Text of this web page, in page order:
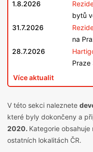
1.8.2026
bytů
31.7.2026
na
28.7.2026
Praze
Více aktualit
V této sekci naleznete
které byly dokončeny a
2020. Kategorie
ostatních lokalitách ČR.